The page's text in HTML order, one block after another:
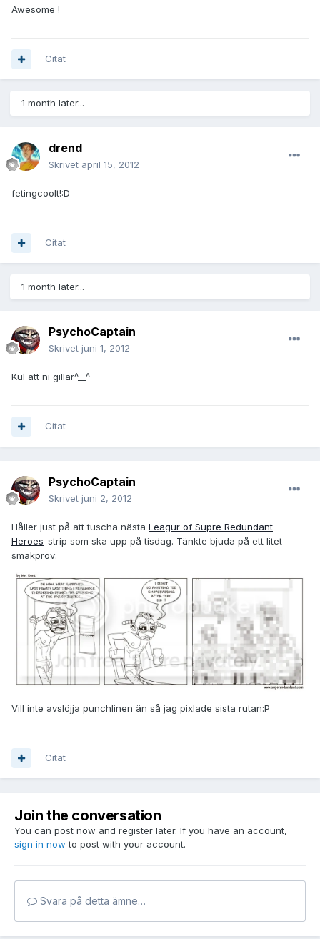
Awesome !
Citat
1 month later...
drend
Skrivet april 15, 2012
fetingcoolt!:D
Citat
1 month later...
PsychoCaptain
Skrivet juni 1, 2012
Kul att ni gillar^__^
Citat
PsychoCaptain
Skrivet juni 2, 2012
Håller just på att tuscha nästa Leagur of Supre Redundant
Heroes-strip som ska upp på tisdag. Tänkte bjuda på ett litet
smakprov:
Vill inte avslöjja punchlinen än så jag pixlade sista rutan:P
Citat
Join the conversation
You can post now and register later. If you have an account,
sign in now to post with your account.
Svara på detta ämne…